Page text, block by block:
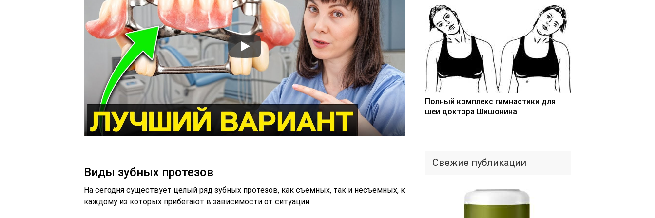
Виды зубных протезов
На сегодня существует целый ряд зубных протезов, как съемных, так и несъемных, к
каждому из которых прибегают в зависимости от ситуации.
Полный комплекс гимнастики для
шеи доктора Шишонина
Свежие публикации